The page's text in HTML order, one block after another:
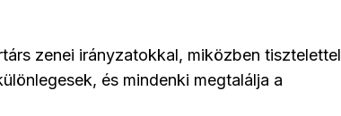
zenei irányzatokkal, miközben tisztelettel
és mindenki megtalálja a